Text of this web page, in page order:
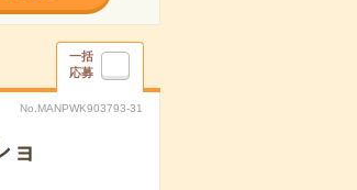
一括
応募
No.MANPWK903793-31
ョ